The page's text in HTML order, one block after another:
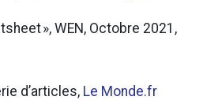
», WEN, Octobre 2021,
d’articles, Le Monde.fr